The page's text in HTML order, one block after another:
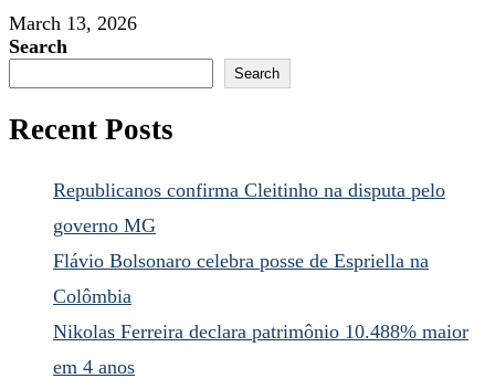
March 13, 2026
Search
Search
Recent Posts
Republicanos confirma Cleitinho na disputa pelo
governo MG
Flávio Bolsonaro celebra posse de Espriella na
Colômbia
Nikolas Ferreira declara patrimônio 10.488% maior
em 4 anos